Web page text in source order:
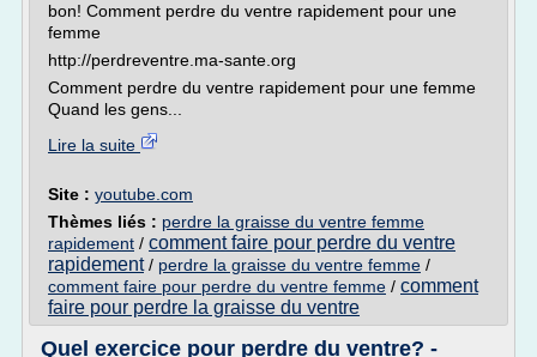
bon! Comment perdre du ventre rapidement pour une
femme
http://perdreventre.ma-sante.org
Comment perdre du ventre rapidement pour une femme
Quand les gens...
Lire la suite
Site : youtube.com
Thèmes liés : perdre la graisse du ventre femme
rapidement / comment faire pour perdre du ventre
rapidement/ perdre la graisse du ventre femme /
comment faire pour perdre du ventre femme / comment
faire pour perdre la graisse du ventre
Quel exercice pour perdre du ventre? -